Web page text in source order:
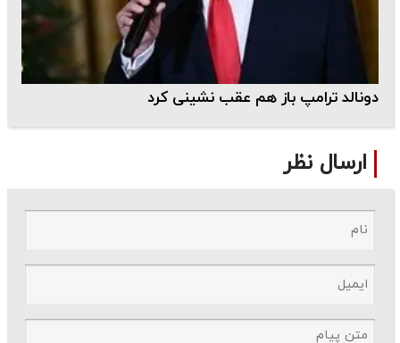
دونالد ترامپ باز هم عقب نشینی کرد
ارسال نظر